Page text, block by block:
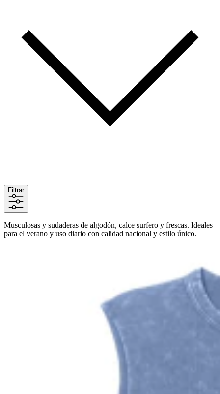
Filtrar
Musculosas y sudaderas de algodón, calce surfero y frescas. Ideales
para el verano y uso diario con calidad nacional y estilo único.